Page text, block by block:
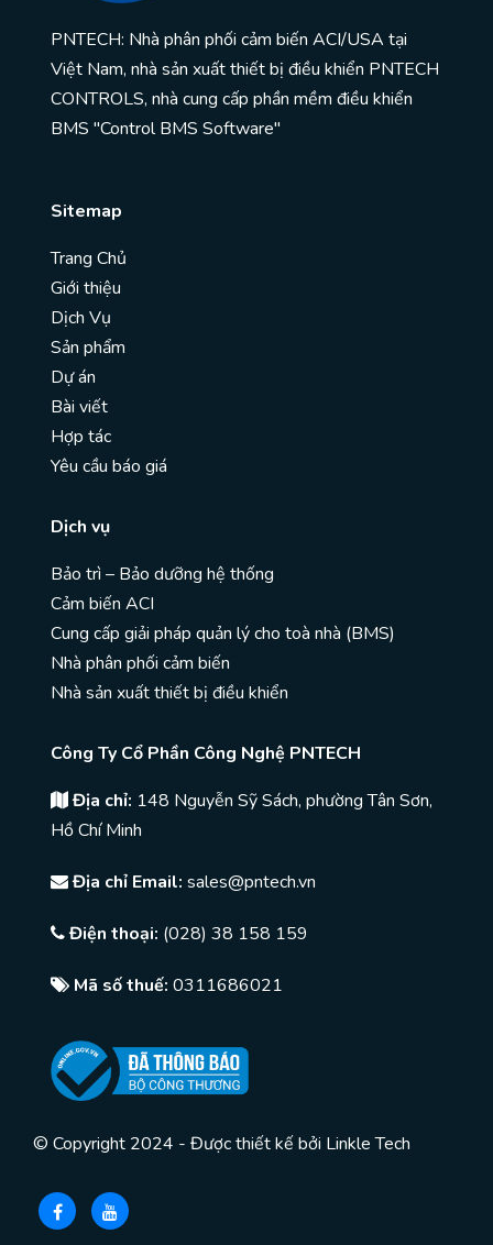
PNTECH: Nhà phân phối cảm biến ACI/USA tại
Việt Nam, nhà sản xuất thiết bị điều khiển PNTECH
CONTROLS, nhà cung cấp phần mềm điều khiển
BMS "Control BMS Software"
Sitemap
Trang Chủ
Giới thiệu
Dịch Vụ
Sản phẩm
Dự án
Bài viết
Hợp tác
Yêu cầu báo giá
Dịch vụ
Bảo trì – Bảo dưỡng hệ thống
Cảm biến ACI
Cung cấp giải pháp quản lý cho toà nhà (BMS)
Nhà phân phối cảm biến
Nhà sản xuất thiết bị điều khiển
Công Ty Cổ Phần Công Nghệ PNTECH
Địa chỉ: 148 Nguyễn Sỹ Sách, phường Tân Sơn,
Hồ Chí Minh
Địa chỉ Email: sales@pntech.vn
Điện thoại: (028) 38 158 159
Mã số thuế: 0311686021
© Copyright 2024 - Được thiết kế bởi Linkle Tech